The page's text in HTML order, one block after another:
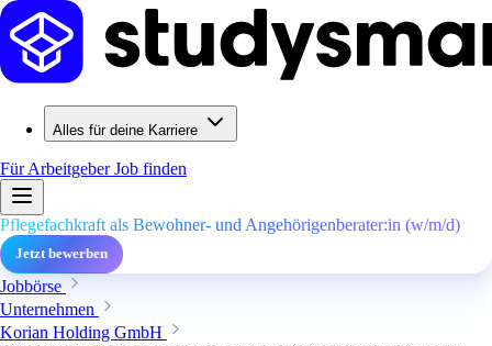
Alles für deine Karriere
Für ArbeitgeberJob finden
Pflegefachkraft als Bewohner- und Angehörigenberater:in (w/m/d)
Jetzt bewerben
Jobbörse
Unternehmen
Korian Holding GmbH